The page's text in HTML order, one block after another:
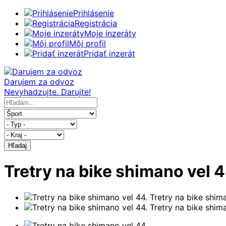
Prihlásenie
Registrácia
Moje inzeráty
Môj profil
Pridať inzerát
Darujem za odvoz
Nevyhadzujte. Darujte!
Hľadaj
Tretry na bike shimano vel